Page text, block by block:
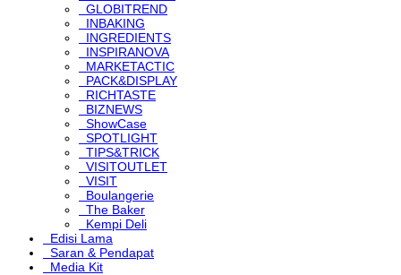
GLOBITREND
INBAKING
INGREDIENTS
INSPIRANOVA
MARKETACTIC
PACK&DISPLAY
RICHTASTE
BIZNEWS
ShowCase
SPOTLIGHT
TIPS&TRICK
VISITOUTLET
VISIT
Boulangerie
The Baker
Kempi Deli
Edisi Lama
Saran & Pendapat
Media Kit